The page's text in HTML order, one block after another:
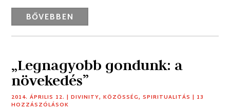
BŐVEBBEN
„Legnagyobb gondunk: a
növekedés”
2014. ÁPRILIS 12. |DIVINITY,KÖZÖSSÉG,SPIRITUALITÁS | 13
HOZZÁSZÓLÁSOK